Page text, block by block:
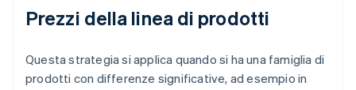
Prezzi della linea di prodotti
Questa strategia si applica quando si ha una famiglia di
prodotti con differenze significative, ad esempio in